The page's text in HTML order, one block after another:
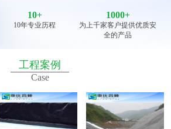
10+
10年专业历程
1000+
为上千家客户提供优质安
全的产品
工程案例
Case